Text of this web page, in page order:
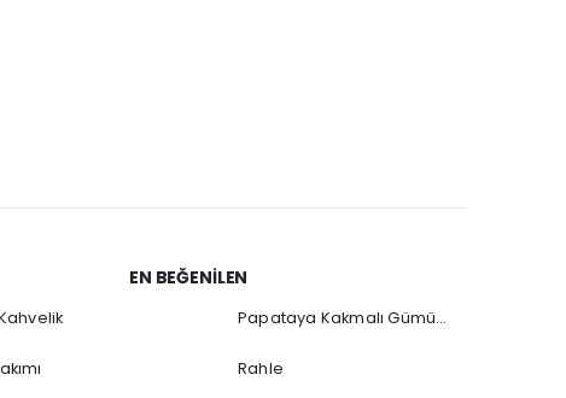
EN BEĞENILEN
Papataya Kakmalı Gümüş Sürahi
Rahle